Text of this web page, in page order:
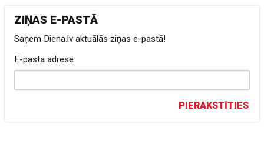
ZIŅAS E-PASTĀ
Saņem Diena.lv aktuālās ziņas e-pastā!
E-pasta adrese
PIERAKSTĪTIES